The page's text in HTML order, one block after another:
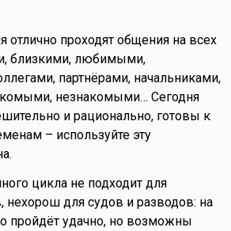
отлично проходят общения на всех
близкими, любимыми,
партнёрами, начальниками,
незнакомыми… Сегодня
и рационально, готовы к
– используйте эту
цикла не подходит для
нехорош для судов и разводов: на
пройдёт удачно, но возможны